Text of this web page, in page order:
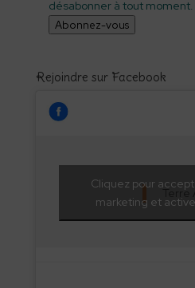
désabonner à tout moment.
Abonnez-vous
Rejoindre sur Facebook
Terre
Cliquez pour
marketing et